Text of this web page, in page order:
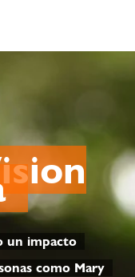
un impacto
como Mary